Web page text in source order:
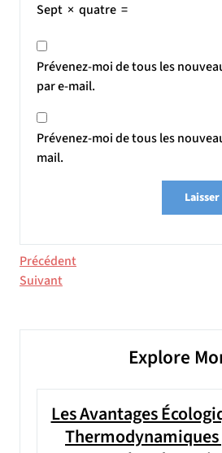
Sept × quatre =
Prévenez-moi de tous les
par e-mail.
Prévenez-moi de tous les
mail.
Navigation
de
Article
précédent
Précédent
Article
Suivant
Explore
Les Avantages
Thermodynamiques